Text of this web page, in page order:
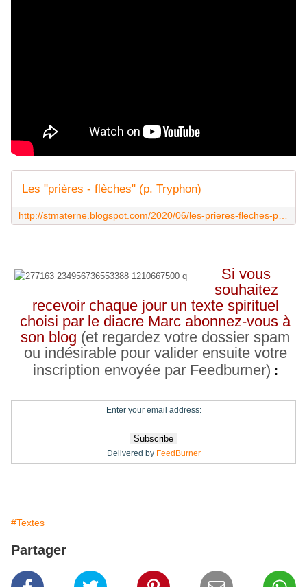
Les "prières - flèches" (p. Tryphon)
Si vous
souhaitez
recevoir chaque jour un texte spirituel
choisi par le diacre Marc abonnez-vous à
son blog (et regardez votre dossier spam
ou indésirable pour valider ensuite votre
inscription envoyée par Feedburner) :
Enter your email address:
Delivered by FeedBurner
#Textes
Partager